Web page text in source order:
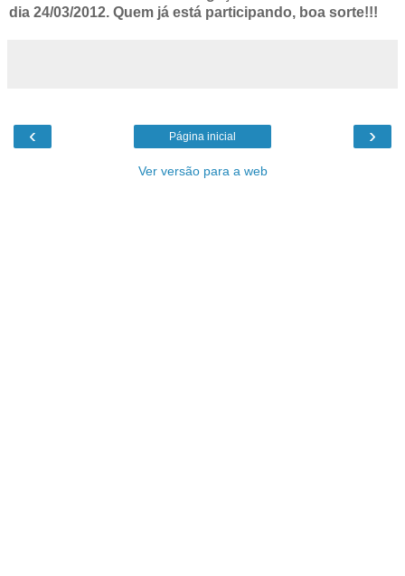
dia 24/03/2012. Quem já está participando, boa sorte!!!
‹ ›
Página inicial
Ver versão para a web